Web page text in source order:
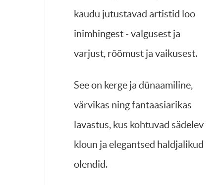
kaudu jutustavad artistid loo
inimhingest - valgusest ja
varjust, rõõmust ja vaikusest.
See on kerge ja dünaamiline,
värvikas ning fantaasiarikas
lavastus, kus kohtuvad sädelev
kloun ja elegantsed haldjalikud
olendid.